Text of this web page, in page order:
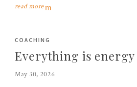
read more
COACHING
Everything is energy
May 30, 2026